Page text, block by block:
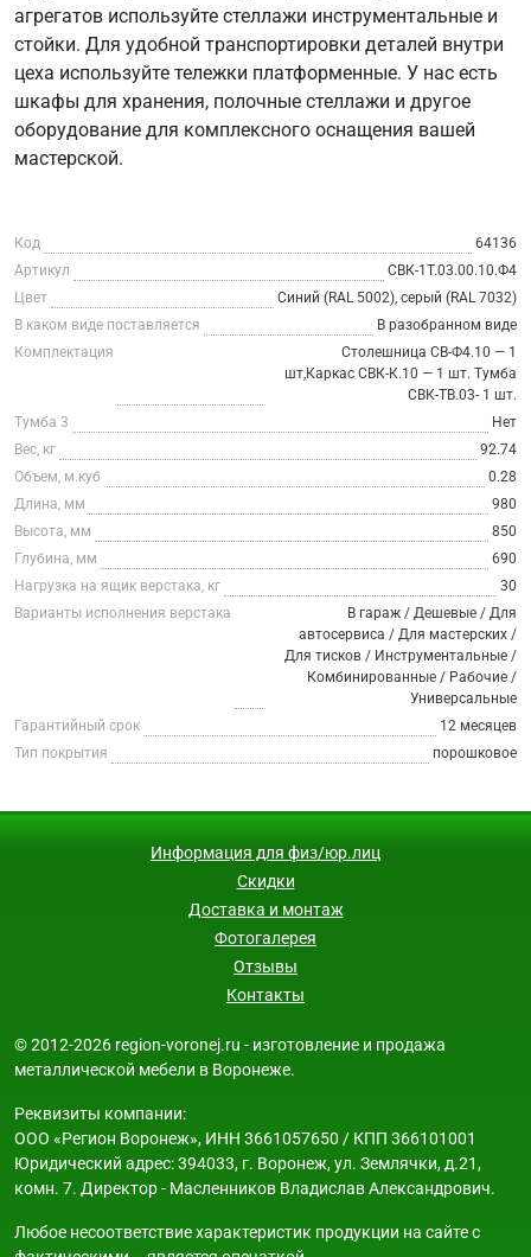
агрегатов используйте стеллажи инструментальные и
стойки. Для удобной транспортировки деталей внутри
цеха используйте тележки платформенные. У нас есть
шкафы для хранения, полочные стеллажи и другое
оборудование для комплексного оснащения вашей
мастерской.
Код
64136
Артикул
СВК-1Т.03.00.10.Ф4
Цвет
Синий (RAL 5002), серый (RAL 7032)
В каком виде поставляется
В разобранном виде
Комплектация
Столешница СВ-Ф4.10 — 1
шт,Каркас СВК-К.10 — 1 шт. Тумба
СВК-ТВ.03- 1 шт.
Тумба 3
Нет
Вес, кг
92.74
Объем, м.куб
0.28
Длина, мм
980
Высота, мм
850
Глубина, мм
690
Нагрузка на ящик верстака, кг
30
Варианты исполнения верстака
В гараж / Дешевые / Для
автосервиса / Для мастерских /
Для тисков / Инструментальные /
Комбинированные / Рабочие /
Универсальные
Гарантийный срок
12 месяцев
Тип покрытия
порошковое
Информация для физ/юр.лиц
Скидки
Доставка и монтаж
Фотогалерея
Отзывы
Контакты
© 2012-2026 region-voronej.ru - изготовление и продажа
металлической мебели в Воронеже.
Реквизиты компании:
ООО «Регион Воронеж», ИНН 3661057650 / КПП 366101001
Юридический адрес: 394033, г. Воронеж, ул. Землячки, д.21,
комн. 7. Директор - Масленников Владислав Александрович.
Любое несоответствие характеристик продукции на сайте с